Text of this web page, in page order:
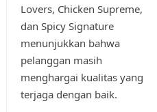
Lovers, Chicken Supreme,
dan Spicy Signature
menunjukkan bahwa
pelanggan masih
menghargai kualitas yang
terjaga dengan baik.